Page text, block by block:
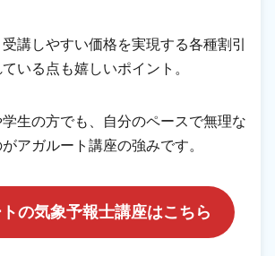
講しやすい価格を実現する各種割引
いる点も嬉しいポイント。
生の方でも、自分のペースで無理な
アガルート講座の強みです。
の気象予報士講座はこちら